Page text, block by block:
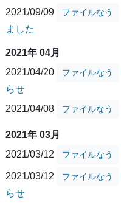
2021/09/09
ファイルなう
ました
2021年 04月
2021/04/20
ファイルなう
らせ
2021/04/08
ファイルなう
2021年 03月
2021/03/12
ファイルなう
2021/03/12 ファイルなう
らせ